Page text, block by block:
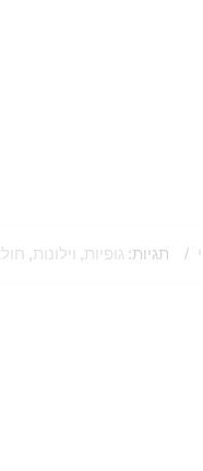
תגיות: גופיות, וילונות,